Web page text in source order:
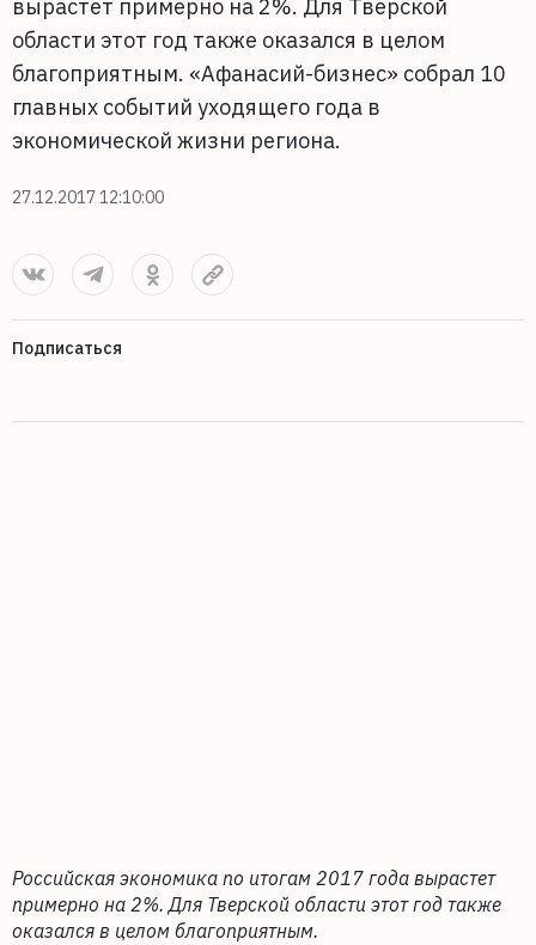
вырастет примерно на 2%. Для Тверской
области этот год также оказался в целом
благоприятным. «Афанасий-бизнес» собрал 10
главных событий уходящего года в
экономической жизни региона.
27.12.2017 12:10:00
Подписаться
Российская экономика по итогам 2017 года вырастет
примерно на 2%.Для Тверской области этот год также
оказался в целом благоприятным.